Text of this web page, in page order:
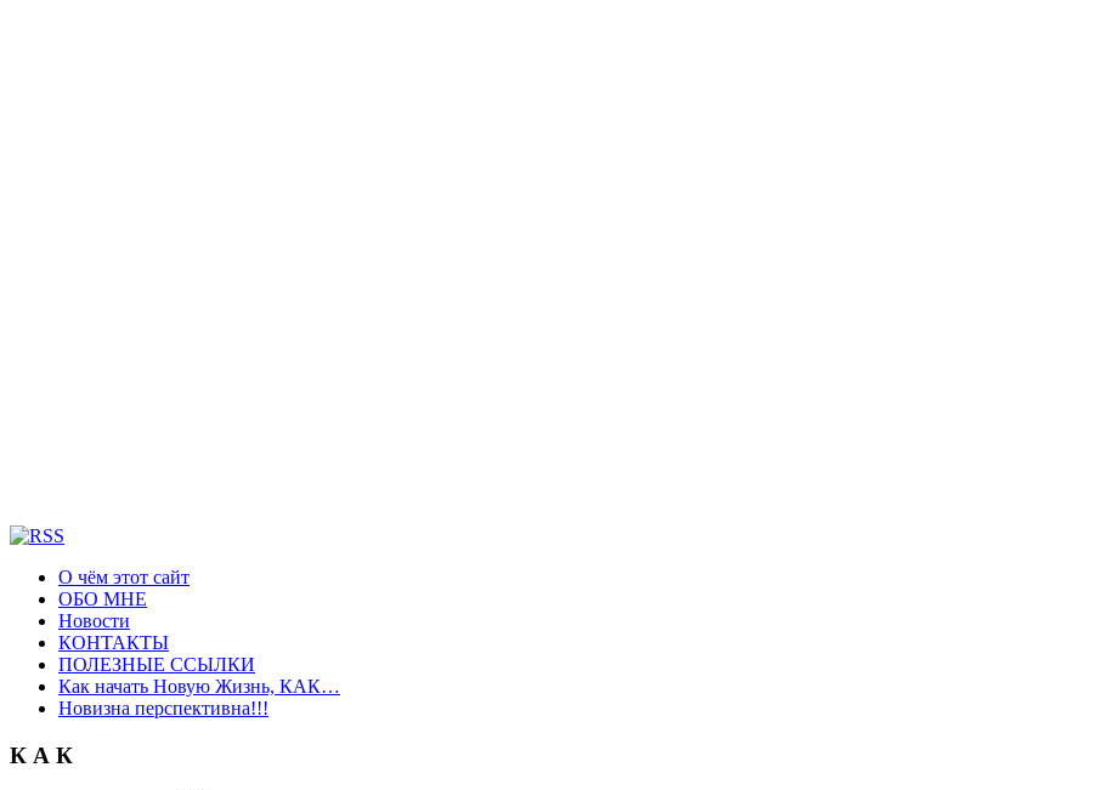
О чём этот сайт
ОБО МНЕ
Новости
КОНТАКТЫ
ПОЛЕЗНЫЕ ССЫЛКИ
Как начать Новую Жизнь, КАК…
Новизна перспективна!!!
К А К